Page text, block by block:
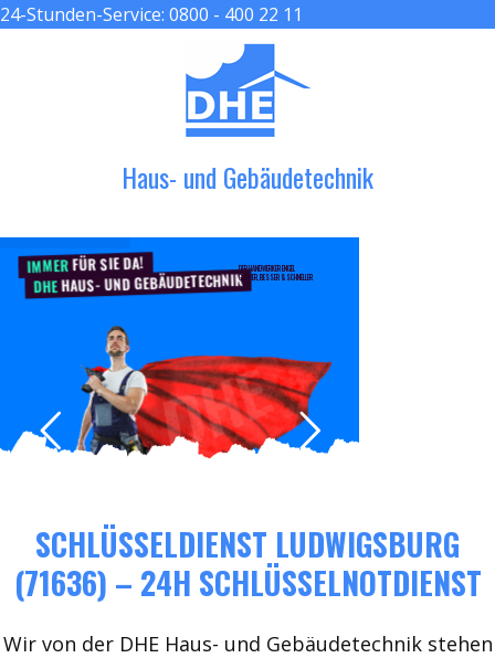
24-Stunden-Service: 0800 - 400 22 11
Haus- und Gebäudetechnik
IMMERFÜR SIE DA!
DHEHAUS- UND GEBÄUDETECHNIK
DER HANDWERKER ENGEL
GRÖßER, BESSER & SCHNELLER
SCHLÜSSELDIENST LUDWIGSBURG
(71636) – 24H SCHLÜSSELNOTDIENST
Wir von der DHE Haus- und Gebäudetechnik stehen